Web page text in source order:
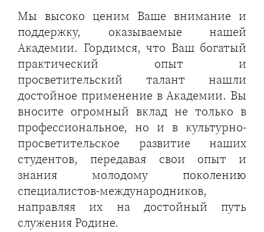
Мы высоко ценим Ваше внимание и
поддержку, оказываемые нашей
Академии. Гордимся, что Ваш богатый
практический опыт и
просветительский талант нашли
достойное применение в Академии. Вы
вносите огромный вклад не только в
профессиональное, но и в культурно-
просветительское развитие наших
студентов, передавая свои опыт и
знания молодому поколению
специалистов-международников,
направляя их на достойный путь
служения Родине.